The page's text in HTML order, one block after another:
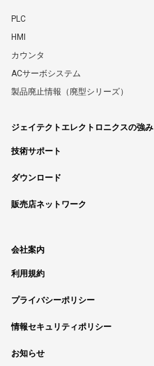
PLC
HMI
カウンタ
ACサーボシステム
製品廃止情報（廃型シリーズ）
ジェイテクトエレクトロニクスの強み
技術サポート
ダウンロード
販売店ネットワーク
会社案内
利用規約
プライバシーポリシー
情報セキュリティポリシー
お知らせ